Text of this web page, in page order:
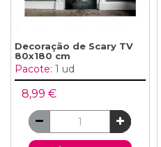
Decoração de Scary TV
80x180 cm
Pacote: 1 ud
8,99 €